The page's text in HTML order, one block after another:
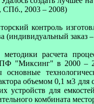
СПб., 2003 – 2008)
контроль
(индивидуальный
расчета
в 2000 –
основные
объемом 0,1 м3
устройств для
комбината